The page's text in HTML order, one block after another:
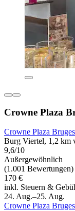
Crowne Plaza
Crowne Plaza
Burg Viertel, 1,2 km
9,6/10
Außergewöhnlich
(1.001 Bewertungen)
170 €
inkl. Steuern &
24. Aug.–25. Aug.
Crowne Plaza